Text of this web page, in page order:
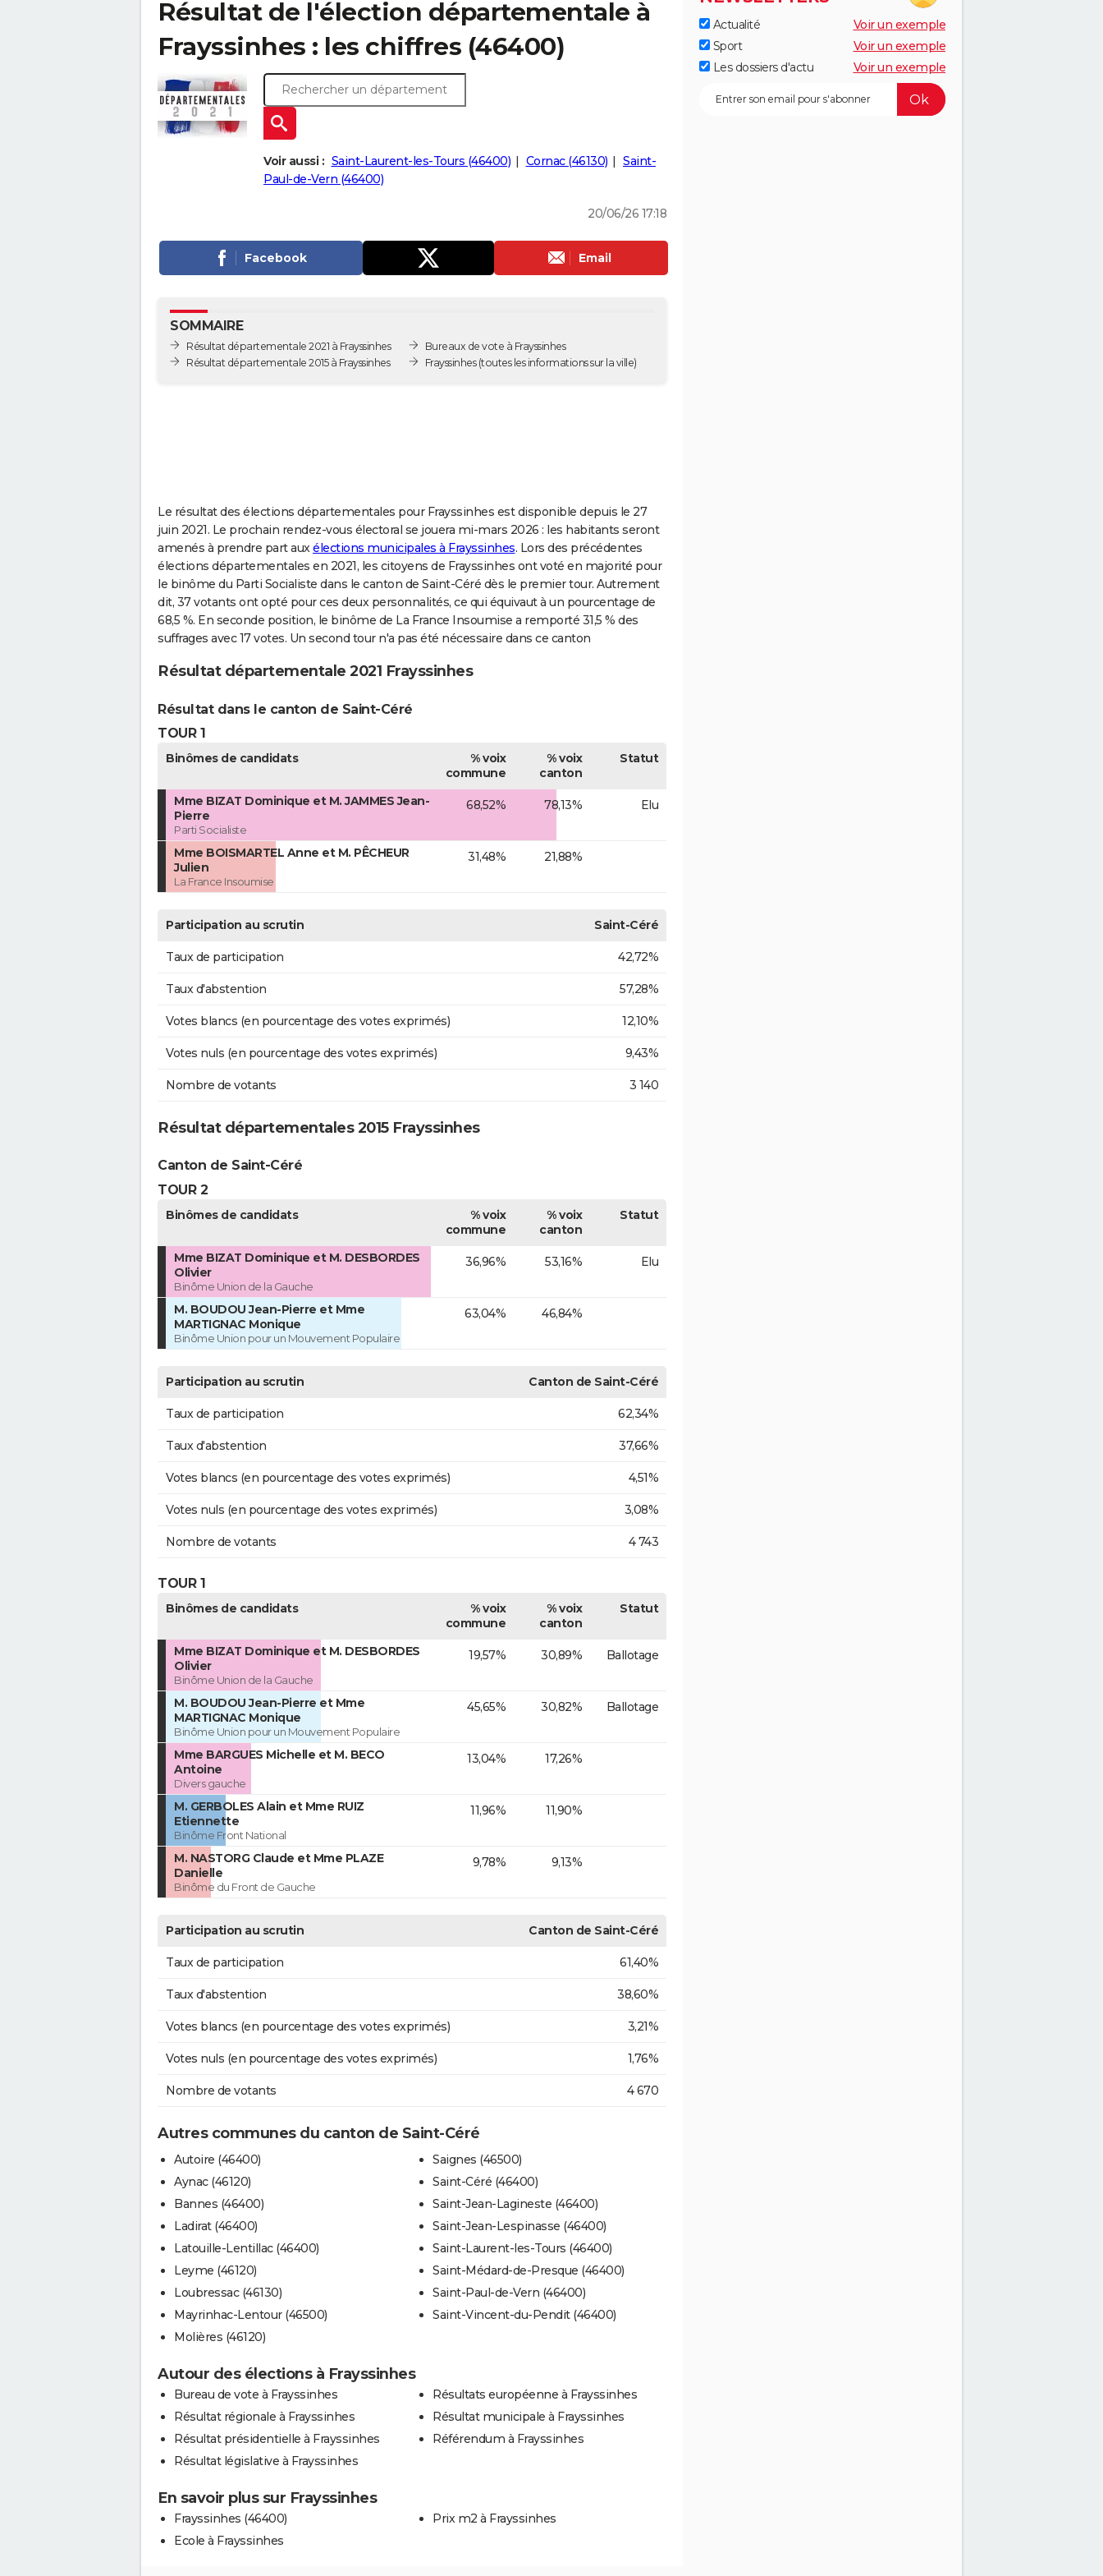
Résultat de l'élection départementale à
Frayssinhes : les chiffres (46400)
Voir aussi : Saint-Laurent-les-Tours (46400) Cornac (46130)
Saint-
Paul-de-Vern (46400)
20/06/26 17:18
Facebook Email
SOMMAIRE
Résultat départementale 2021 à Frayssinhes
Résultat départementale 2015 à Frayssinhes
Bureaux de vote à Frayssinhes
Frayssinhes(toutes les informations sur la ville)
Le résultat des élections départementales pour Frayssinhes est disponible depuis le 27
juin 2021. Le prochain rendez-vous électoral se jouera mi-mars 2026 : les habitants seront
amenés à prendre part auxélections municipales à Frayssinhes. Lors des précédentes
élections départementales en 2021, les citoyens de Frayssinhes ont voté en majorité pour
le binôme du Parti Socialiste dans le canton de Saint-Céré dès le premier tour. Autrement
dit, 37 votants ont opté pour ces deux personnalités, ce qui équivaut à un pourcentage de
68,5 %. En seconde position, le binôme de La France Insoumise a remporté 31,5 % des
suffrages avec 17 votes. Un second tour n'a pas été nécessaire dans ce canton
Résultat départementale 2021 Frayssinhes
Résultat dans le canton de Saint-Céré
TOUR 1
Binômes de candidats
% voix
commune
% voix
canton
Statut
Mme BIZAT Dominique et M. JAMMES Jean-
Pierre
Parti Socialiste
68,52% 78,13% Elu
Mme BOISMARTEL Anne et M. PÊCHEUR
Julien
La France Insoumise
31,48% 21,88%
Participation au scrutin Saint-Céré
Taux de participation 42,72%
Taux d'abstention 57,28%
Votes blancs (en pourcentage des votes exprimés) 12,10%
Votes nuls (en pourcentage des votes exprimés) 9,43%
Nombre de votants 3 140
Résultat départementales 2015 Frayssinhes
Canton de Saint-Céré
TOUR 2
Binômes de candidats
% voix
commune
% voix
canton
Statut
Mme BIZAT Dominique et M. DESBORDES
Olivier
Binôme Union de la Gauche
36,96% 53,16% Elu
M. BOUDOU Jean-Pierre et Mme
MARTIGNAC Monique
Binôme Union pour un Mouvement Populaire
63,04% 46,84%
Participation au scrutin Canton de Saint-Céré
Taux de participation 62,34%
Taux d'abstention 37,66%
Votes blancs (en pourcentage des votes exprimés) 4,51%
Votes nuls (en pourcentage des votes exprimés) 3,08%
Nombre de votants 4 743
TOUR 1
Binômes de candidats
% voix
commune
% voix
canton
Statut
Mme BIZAT Dominique et M. DESBORDES
Olivier
Binôme Union de la Gauche
19,57% 30,89% Ballotage
M. BOUDOU Jean-Pierre et Mme
MARTIGNAC Monique
Binôme Union pour un Mouvement Populaire
45,65% 30,82% Ballotage
Mme BARGUES Michelle et M. BECO
Antoine
Divers gauche
13,04% 17,26%
M. GERBOLES Alain et Mme RUIZ
Etiennette
Binôme Front National
11,96% 11,90%
M. NASTORG Claude et Mme PLAZE
Danielle
Binôme du Front de Gauche
9,78% 9,13%
Participation au scrutin Canton de Saint-Céré
Taux de participation 61,40%
Taux d'abstention 38,60%
Votes blancs (en pourcentage des votes exprimés) 3,21%
Votes nuls (en pourcentage des votes exprimés) 1,76%
Nombre de votants 4 670
Autres communes du canton de Saint-Céré
Autoire (46400)
Aynac (46120)
Bannes (46400)
Ladirat (46400)
Latouille-Lentillac (46400)
Leyme (46120)
Loubressac (46130)
Mayrinhac-Lentour (46500)
Molières (46120)
Saignes (46500)
Saint-Céré (46400)
Saint-Jean-Lagineste (46400)
Saint-Jean-Lespinasse (46400)
Saint-Laurent-les-Tours (46400)
Saint-Médard-de-Presque (46400)
Saint-Paul-de-Vern (46400)
Saint-Vincent-du-Pendit (46400)
Autour des élections à Frayssinhes
Bureau de vote à Frayssinhes
Résultat régionale à Frayssinhes
Résultat présidentielle à Frayssinhes
Résultat législative à Frayssinhes
Résultats européenne à Frayssinhes
Résultat municipale à Frayssinhes
Référendum à Frayssinhes
En savoir plus sur Frayssinhes
Frayssinhes (46400)
Ecole à Frayssinhes
Prix m2 à Frayssinhes
Actualité
Voir un exemple
Sport
Voir un exemple
Les dossiers d'actu
Voir un exemple